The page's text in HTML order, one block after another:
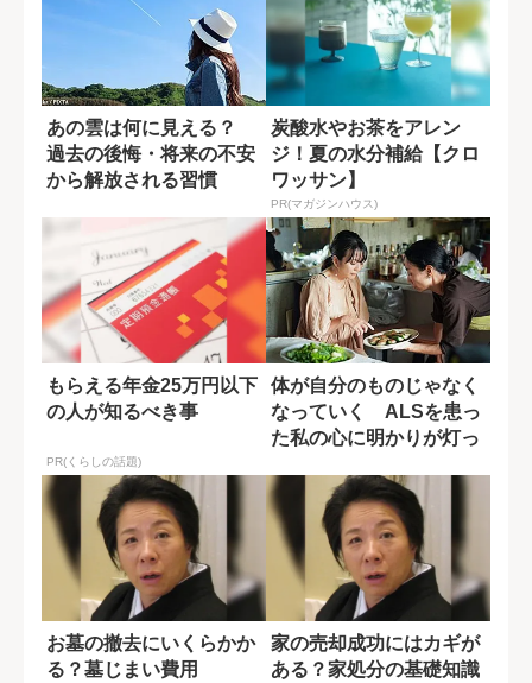
あの雲は何に見える？
過去の後悔・将来の不安
から解放される習慣
炭酸水やお茶をアレン
ジ！夏の水分補給【クロ
ワッサン】
PR(マガジンハウス)
もらえる年金25万円以下
の人が知るべき事
PR(くらしの話題)
体が自分のものじゃなく
なっていく ALSを患っ
た私の心に明かりが灯っ
お墓の撤去にいくらかか
る？墓じまい費用
家の売却成功にはカギが
ある？家処分の基礎知識